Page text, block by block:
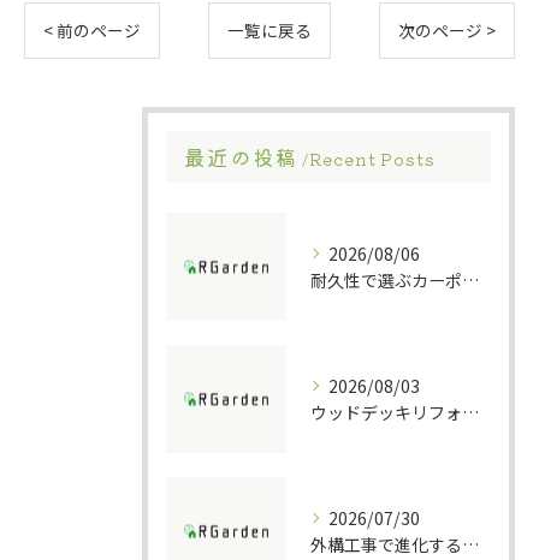
< 前のページ 一覧に戻る 次のページ >
最近の投稿 Recent Posts
2026/08/06
耐久性で選ぶカーポート素材の特徴
2026/08/03
ウッドデッキリフォームの重要ポイント解説
2026/07/30
外構工事で進化する防犯ポストの技術